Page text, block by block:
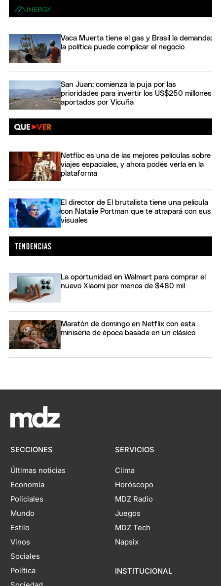
Vaca Muerta tiene el gas y Brasil la demanda:
la política puede complicar el negocio
San Juan: comienza la puja por las
prioridades para invertir los US$250 millones
aportados por Vicuña
Netflix: es una de las mejores películas sobre
viajes espaciales, y ahora podés verla en la
plataforma
El director de El brutalista tiene una película
con Natalie Portman que te atrapará con sus
visuales
La oportunidad en Walmart para comprar el
nuevo Xiaomi por menos de $480 mil
Maratón de domingo en Netflix con esta
miniserie de época basada en un clásico
SECCIONES
Últimas noticias
Economía
Policiales
Mundo
Estilo
Vinos
Sociales
Política
SERVICIOS
Clima
Horóscopo
MDZ Radio
Juegos
MDZ Tech
Napsix
INSTITUCIONAL